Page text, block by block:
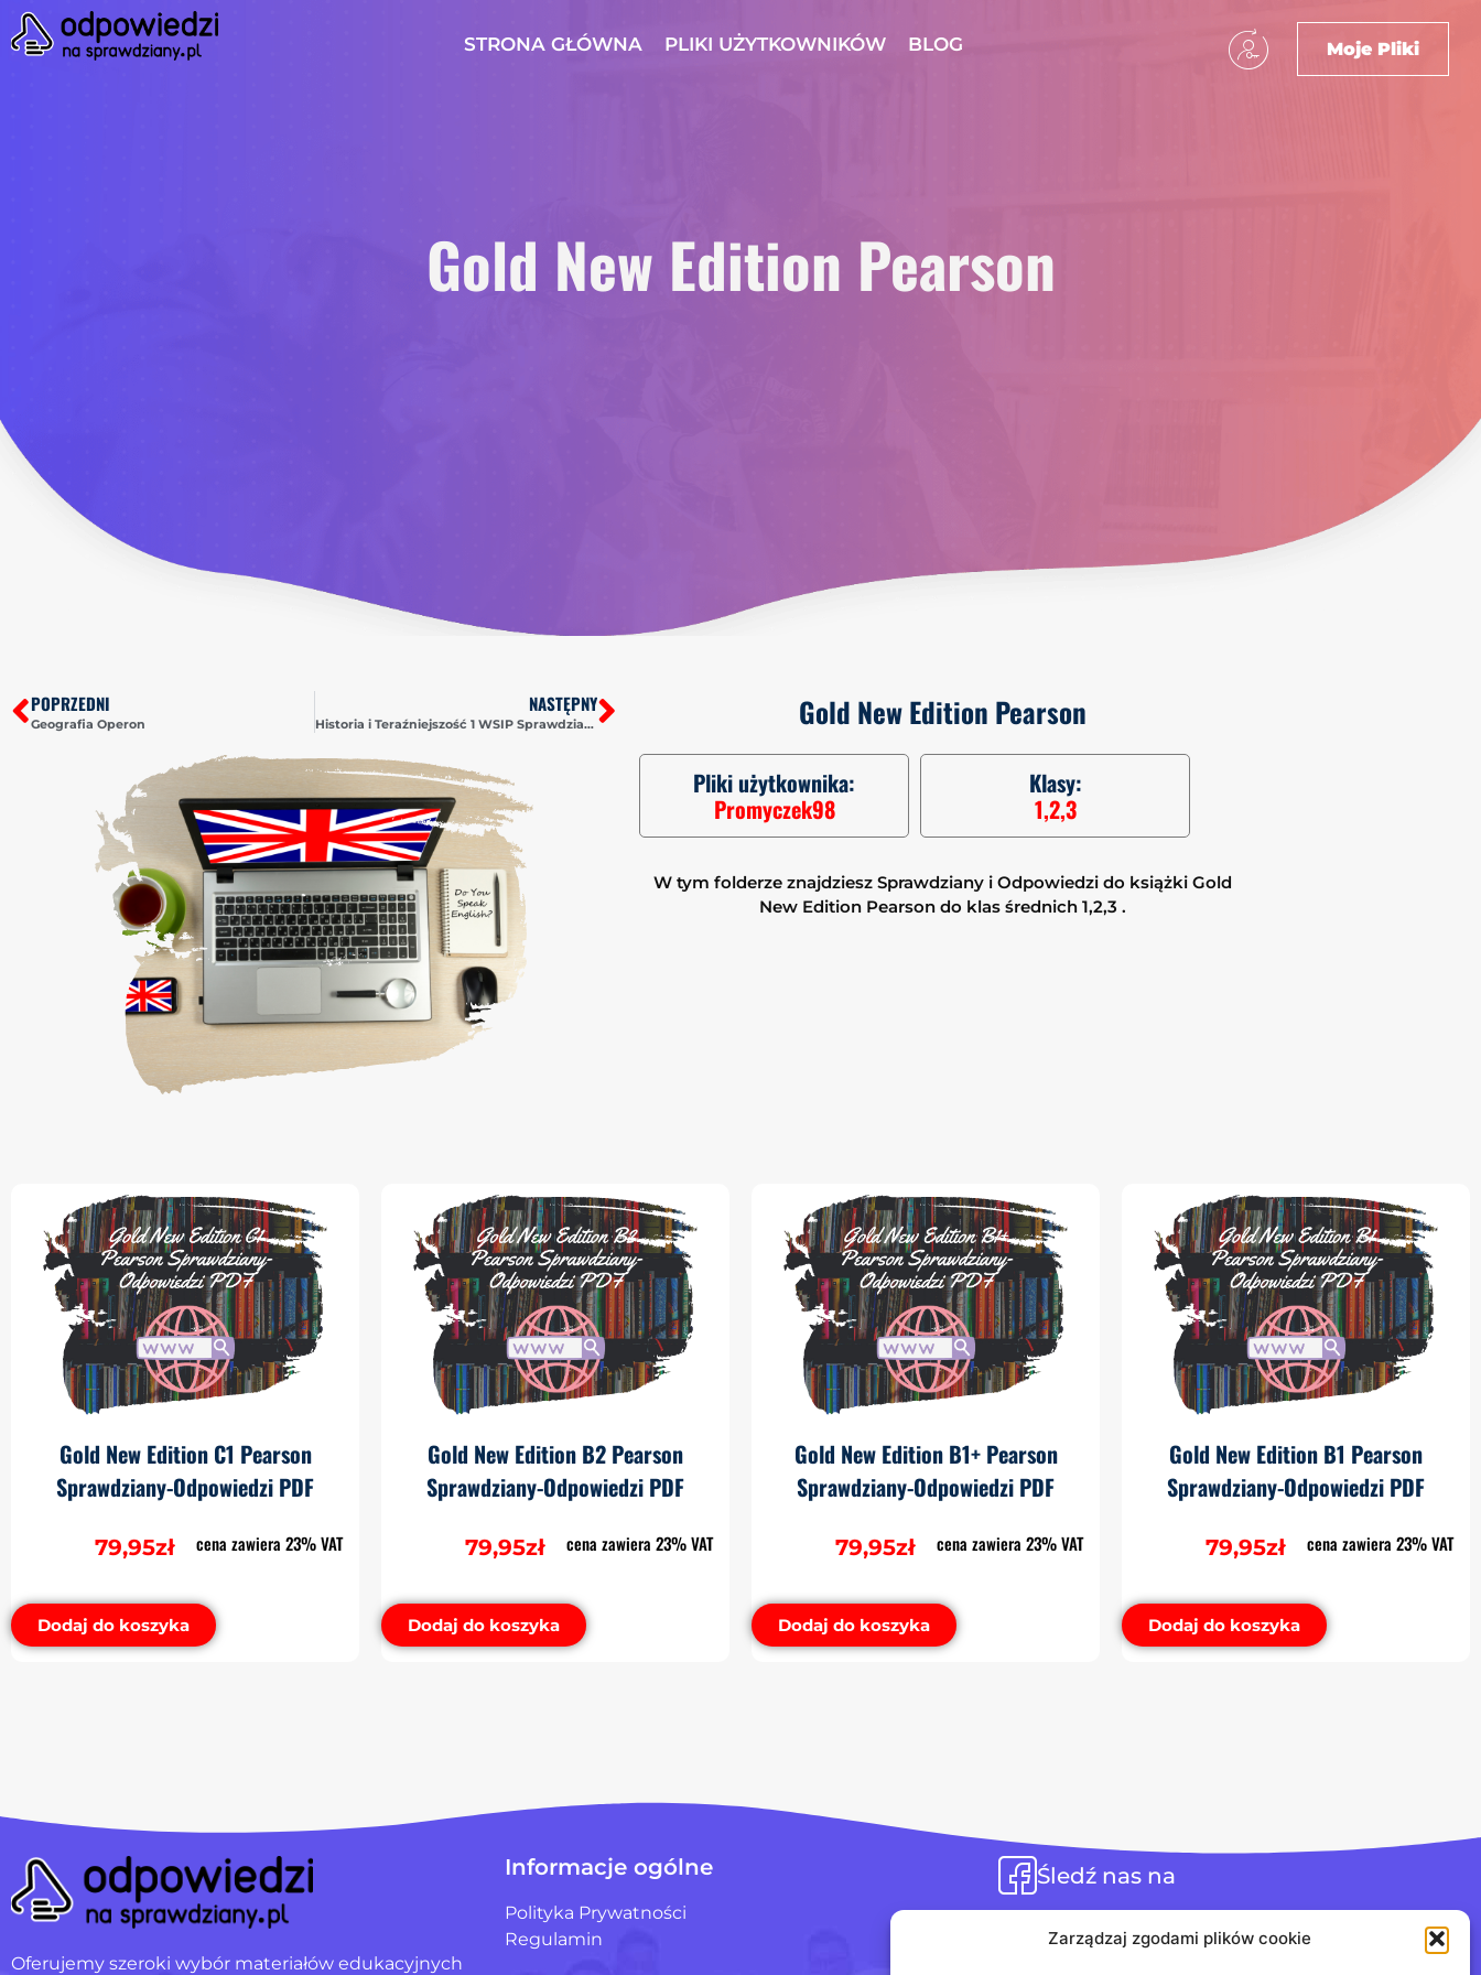
Zarządzaj zgodami plików cookie
STRONA GŁÓWNA PLIKI UŻYTKOWNIKÓW BLOG Moje Pliki
Gold New Edition Pearson
POPRZEDNI
Geografia Operon
NASTĘPNY
Historia i Teraźniejszość 1 WSIP Sprawdziany-Odpowiedzi PDF Gold New Edition Pearson
Pliki użytkownika:
Promyczek98
Klasy:
1,2,3
W tym folderze znajdziesz Sprawdziany i Odpowiedzi do książki Gold
New Edition Pearson do klas średnich 1,2,3 .
Gold New Edition C1 Pearson
Sprawdziany-Odpowiedzi PDF
79,95zł cena zawiera 23% VAT
Dodaj do koszyka
Gold New Edition B2 Pearson
Sprawdziany-Odpowiedzi PDF
79,95zł cena zawiera 23% VAT
Dodaj do koszyka
Gold New Edition B1+ Pearson
Sprawdziany-Odpowiedzi PDF
79,95zł cena zawiera 23% VAT
Dodaj do koszyka
Gold New Edition B1 Pearson
Sprawdziany-Odpowiedzi PDF
79,95zł cena zawiera 23% VAT
Dodaj do koszyka
Oferujemy szeroki wybór materiałów edukacyjnych
Informacje ogólne
Polityka Prywatności
Regulamin
Śledź nas na
Jesteśmy na discordzie